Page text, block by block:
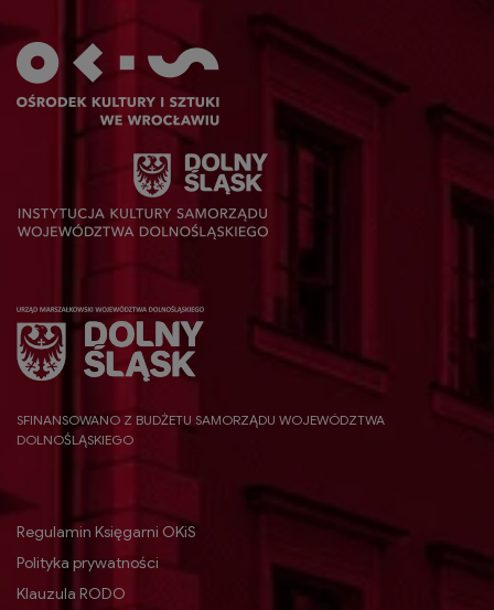
SFINANSOWANO Z BUDŻETU SAMORZĄDU WOJEWÓDZTWA
DOLNOŚLĄSKIEGO
Regulamin Księgarni OKiS
Polityka prywatności
Klauzula RODO